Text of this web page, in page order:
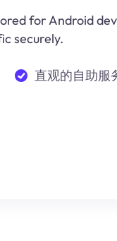
for Android
securely.
直观的自助服